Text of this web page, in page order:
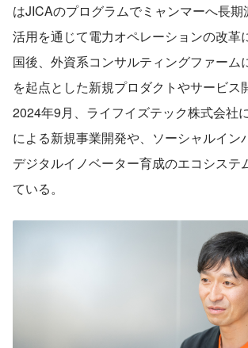
はJICAのプログラムでミャンマーへ長期
活用を通じて電力オペレーションの改革
国後、外資系コンサルティングファーム
を起点とした新規プロダクトやサービス
2024年9月、ライフイズテック株式会社
による新規事業開発や、ソーシャルイン
デジタルイノベーター育成のエコシステ
ている。